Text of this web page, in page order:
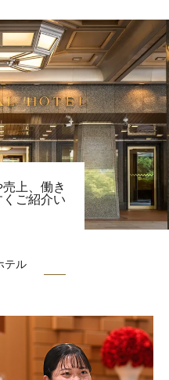
上、働き
ご紹介い
テル